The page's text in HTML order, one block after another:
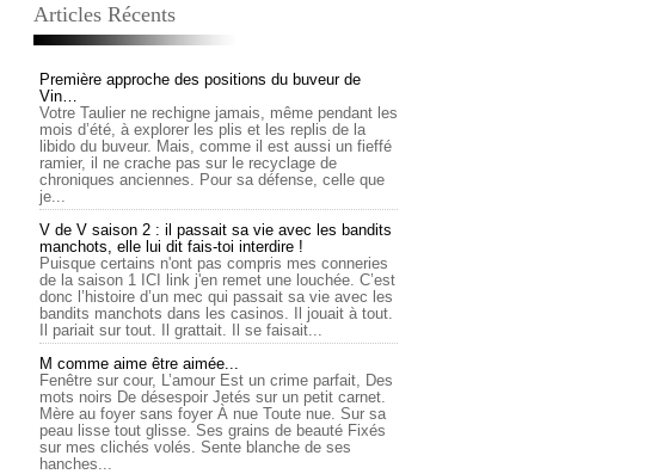
Articles Récents
Première approche des positions du buveur de
Vin…
Votre Taulier ne rechigne jamais, même pendant les
mois d’été, à explorer les plis et les replis de la
libido du buveur. Mais, comme il est aussi un fieffé
ramier, il ne crache pas sur le recyclage de
chroniques anciennes. Pour sa défense, celle que
je...
V de V saison 2 : il passait sa vie avec les bandits
manchots, elle lui dit fais-toi interdire !
Puisque certains n'ont pas compris mes conneries
de la saison 1 ICI link j'en remet une louchée. C’est
donc l’histoire d’un mec qui passait sa vie avec les
bandits manchots dans les casinos. Il jouait à tout.
Il pariait sur tout. Il grattait. Il se faisait...
M comme aime être aimée...
Fenêtre sur cour, L’amour Est un crime parfait, Des
mots noirs De désespoir Jetés sur un petit carnet.
Mère au foyer sans foyer À nue Toute nue. Sur sa
peau lisse tout glisse. Ses grains de beauté Fixés
sur mes clichés volés. Sente blanche de ses
hanches...